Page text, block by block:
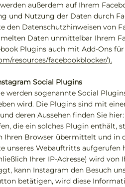
außerdem auf Ihrem
und Nutzung der Daten durch
den Datenschutzhinweisen von
Daten unmittelbar Ihrem
Plugins auch mit Add-Ons
resources/facebookblocker/).
Social Plugins
werden sogenannte Social
wird. Die Plugins sind mit
deren Aussehen finden Sie hier:
die ein solches Plugin enthält,
Ihren Browser übermittelt und in
unseres Webauftritts
Ihrer IP-Adresse) wird
kann Instagram den Besuch
betätigen, wird diese